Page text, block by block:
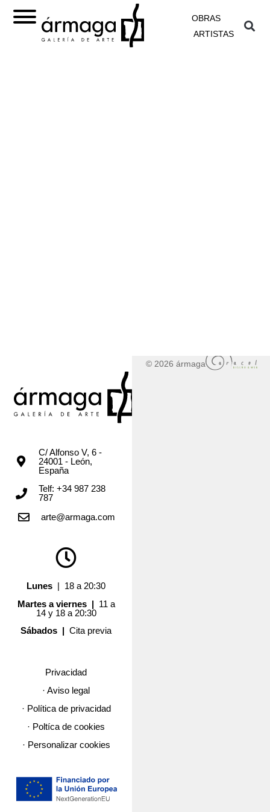
OBRAS
ARTISTAS
C/ Alfonso V, 6 -
24001 - León,
España
Telf: +34 987 238
787
arte@armaga.com
Lunes | 18 a 20:30
Martes a viernes | 11 a
14 y 18 a 20:30
Sábados |Cita previa
Privacidad
· Aviso legal
· Política de privacidad
· Poltíca de cookies
· Personalizar cookies
© 2026 ármaga